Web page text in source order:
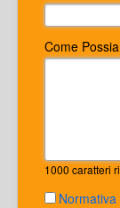
Come
1000 caratteri